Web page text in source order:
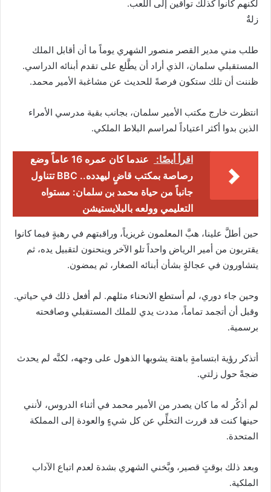
لكنهم كانوا كذلك تواقين إلى اللعب.
زلةٌ
طلب مني مدير القصر منصور الشهري يوماً ما أن أقابل الملك
المستقبلي سلمان، الذي أراد أن يطَّلع على تقدم أبنائه الدراسي.
ظننت أن تلك ستكون فرصةً للحديث عن مشاغبة الأمير محمد.
انتظرت خارج مكتب الأمير سلمان، بجانب بقية مدرسي الأمراء
الذين بدوا أكثر اعتياداً لمراسم البلاط الملكي.
اقرأ أيضًا:
عندما كان عمره 16 عاماً وضع
رصاصة بمكتب قاضٍ ليهدده.. BBC تتناول
جانباً من حياة محمد بن سلمان: مستواه
التعليمي وولعه بالبلايستيشن
حين أطلَّ علينا، هبَّ المعلمون غريزياً، وراقبتهم في رهبةٍ فيما كانوا
يقتربون من أمير الرياض واحداً تلو الآخر وينحنون لتقبيل يده، ثم
يتشاورون في عجالةٍ بشأن أبنائه الصغار، ثم يمضون.
وحين جاء دوري، لم أستطع الانحناء مثلهم. لم أفعل ذلك في حياتي.
وقبل أن أتجمد تماماً، مددت يدي للملك المستقبلي وصافحته
برسمية.
أتذكر رؤية ابتسامةٍ باهتة يشوبها الذهول على وجهه، لكنَّه لم يحدث
ضجةً حول زلتي.
لم أذكُر له ما كان يصدر من الأمير محمد في أثناء الدروس، لأنني
حينها كنت قد قررت التخلِّي عن كل شيءٍ والعودة إلى المملكة
المتحدة.
وبعد ذلك بوقتٍ قصير، وبَّخني الشهري بشدة لعدم اتباع الآداب
الملكية.